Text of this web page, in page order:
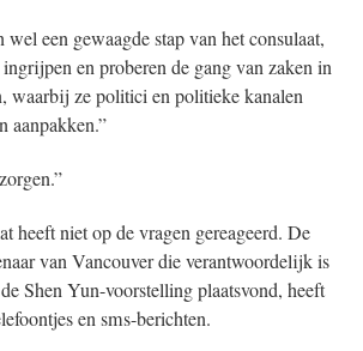
een gewaagde stap van het consulaat,
en proberen de gang van zaken in
waarbij ze politici en politieke kanalen
aanpakken.”
heeft niet op de vragen gereageerd. De
van Vancouver die verantwoordelijk is
Shen Yun-voorstelling plaatsvond, heeft
en sms-berichten.